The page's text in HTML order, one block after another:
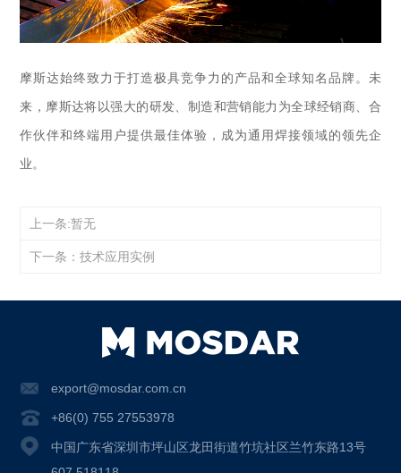
摩斯达始终致力于打造极具竞争力的产品和全球知名品牌。未
来，摩斯达将以强大的研发、制造和营销能力为全球经销商、合
作伙伴和终端用户提供最佳体验，成为通用焊接领域的领先企
业。
上一条:暂无
下一条：技术应用实例
export@mosdar.com.cn
+86(0) 755 27553978
中国广东省深圳市坪山区龙田街道竹坑社区兰竹东路13号